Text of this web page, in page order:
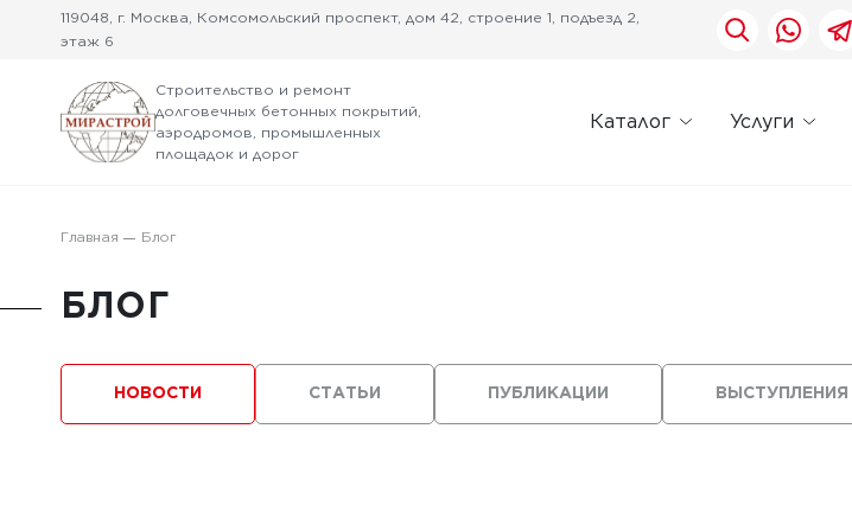
119048, г. Москва, Комсомольский проспект, дом 42, строение 1, подъезд 2,
этаж 6
Строительство и ремонт
долговечных бетонных покрытий,
аэродромов, промышленных
площадок и дорог
Каталог Услуги
Главная Блог
БЛОГ
ВЫСТУПЛЕНИЯ
ПУБЛИКАЦИИ
НОВОСТИ СТАТЬИ